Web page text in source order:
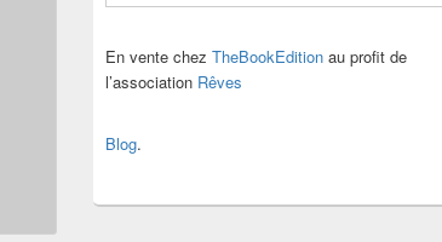
En vente chez TheBookEdition au profit de
l’association Rêves
Blog.